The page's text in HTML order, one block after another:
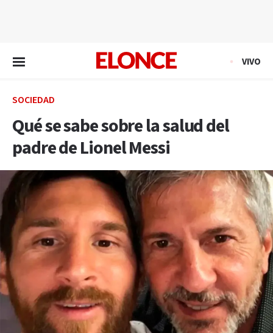
VIVO
SOCIEDAD
Qué se sabe sobre la salud del
padre de Lionel Messi